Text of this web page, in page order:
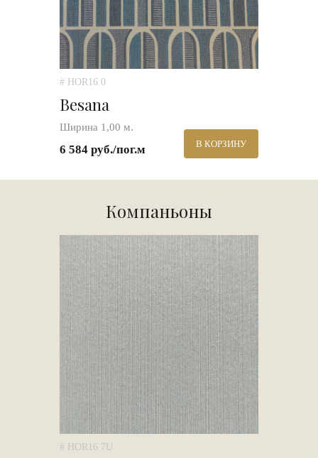
# HOR16.0
Besana
Ширина 1,00 м.
6 584 руб./пог.м В КОРЗИНУ
Компаньоны
# HOR16.7U